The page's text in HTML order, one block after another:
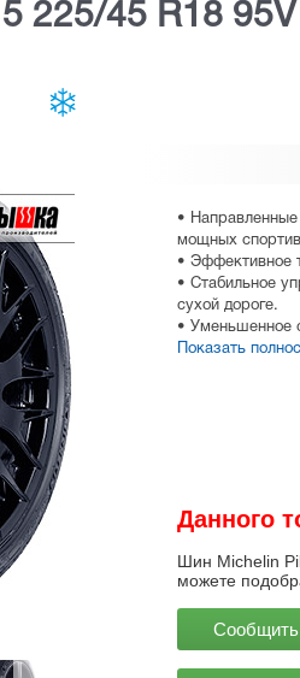
225/45 R18 95V
•
мощных
• Эффективное
• Стабильное
сухой дороге.
• Уменьшенное
Показать
Данного
Шин Michelin
можете
Сообщить